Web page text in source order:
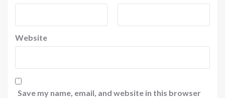
Website
Save my name, email, and website in this browser